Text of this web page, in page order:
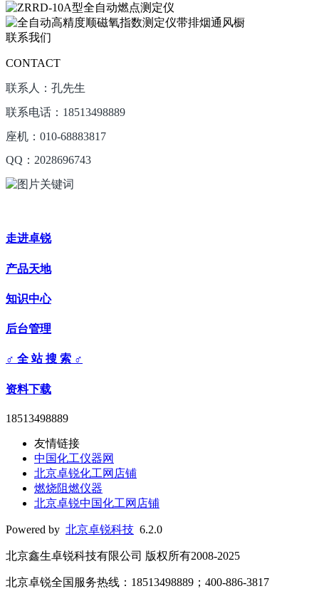
联系我们
CONTACT
联系人：孔先生
联系电话：18513498889
座机：010-68883817
QQ：2028696743
走进卓锐
产品天地
知识中心
后台管理
♂ 全 站 搜 索 ♂
资料下载
18513498889
友情链接
中国化工仪器网
北京卓锐化工网店铺
燃烧阻燃仪器
北京卓锐中国化工网店铺
Powered by 北京卓锐科技 6.2.0
北京鑫生卓锐科技有限公司 版权所有2008-2025
北京卓锐全国服务热线：18513498889；400-886-3817